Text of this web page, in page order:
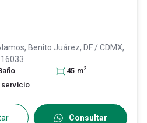
Benito Juárez, DF / CDMX,
45 m2
servicio
Consultar